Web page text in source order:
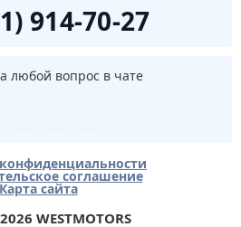
914-70-27
любой вопрос в чате
соглашение
сайта
WESTMOTORS